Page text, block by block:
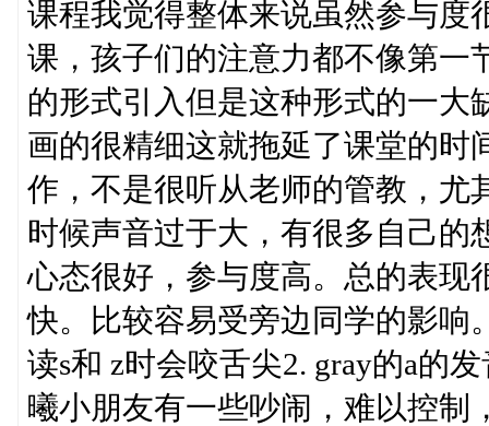
课程我觉得整体来说虽然参与度
课，孩子们的注意力都不像第一
的形式引入但是这种形式的一大
画的很精细这就拖延了课堂的时
作，不是很听从老师的管教，
时候声音过于大，有很多自己的
心态很好，参与度高。总的表现
快。比较容易受旁边同学的影响
读s和 z时会咬舌尖2. gray的a的
曦小朋友有一些吵闹，难以控制